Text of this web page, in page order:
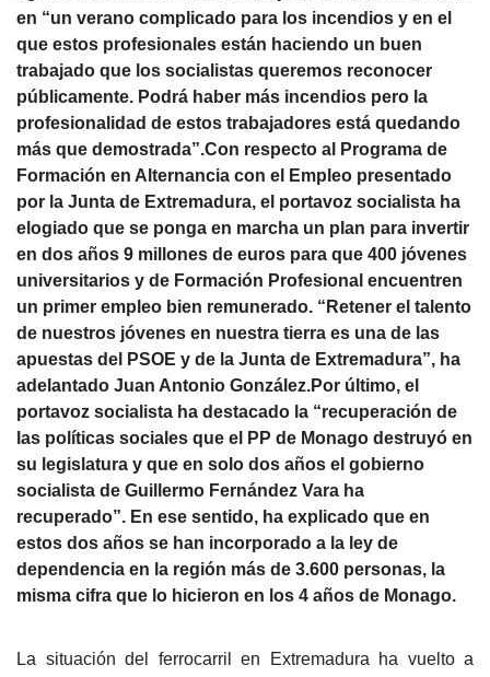
en “un verano complicado para los incendios y en el
que estos profesionales están haciendo un buen
trabajado que los socialistas queremos reconocer
públicamente. Podrá haber más incendios pero la
profesionalidad de estos trabajadores está quedando
más que demostrada”.Con respecto al Programa de
Formación en Alternancia con el Empleo presentado
por la Junta de Extremadura, el portavoz socialista ha
elogiado que se ponga en marcha un plan para invertir
en dos años 9 millones de euros para que 400 jóvenes
universitarios y de Formación Profesional encuentren
un primer empleo bien remunerado. “Retener el talento
de nuestros jóvenes en nuestra tierra es una de las
apuestas del PSOE y de la Junta de Extremadura”, ha
adelantado Juan Antonio González.Por último, el
portavoz socialista ha destacado la “recuperación de
las políticas sociales que el PP de Monago destruyó en
su legislatura y que en solo dos años el gobierno
socialista de Guillermo Fernández Vara ha
recuperado”. En ese sentido, ha explicado que en
estos dos años se han incorporado a la ley de
dependencia en la región más de 3.600 personas, la
misma cifra que lo hicieron en los 4 años de Monago.
La situación del ferrocarril en Extremadura ha vuelto a